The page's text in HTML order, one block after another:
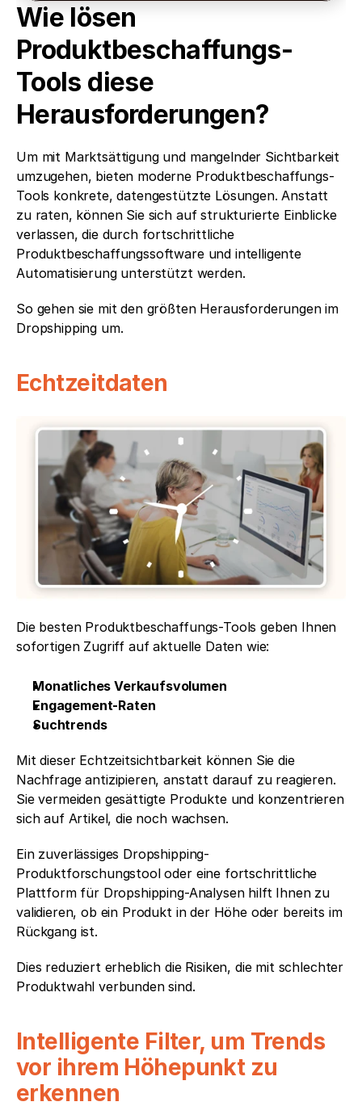
Wie lösen
Produktbeschaffungs-
Tools diese
Herausforderungen?
Um mit Marktsättigung und mangelnder Sichtbarkeit
umzugehen, bieten moderne Produktbeschaffungs-
Tools konkrete, datengestützte Lösungen. Anstatt
zu raten, können Sie sich auf strukturierte Einblicke
verlassen, die durch fortschrittliche
Produktbeschaffungssoftware und intelligente
Automatisierung unterstützt werden.
So gehen sie mit den größten Herausforderungen im
Dropshipping um.
Echtzeitdaten
Die besten Produktbeschaffungs-Tools geben Ihnen
sofortigen Zugriff auf aktuelle Daten wie:
Monatliches Verkaufsvolumen
Engagement-Raten
Suchtrends
Mit dieser Echtzeitsichtbarkeit können Sie die
Nachfrage antizipieren, anstatt darauf zu reagieren.
Sie vermeiden gesättigte Produkte und konzentrieren
sich auf Artikel, die noch wachsen.
Ein zuverlässiges Dropshipping-
Produktforschungstool oder eine fortschrittliche
Plattform für Dropshipping-Analysen hilft Ihnen zu
validieren, ob ein Produkt in der Höhe oder bereits im
Rückgang ist.
Dies reduziert erheblich die Risiken, die mit schlechter
Produktwahl verbunden sind.
Intelligente Filter, um Trends
vor ihrem Höhepunkt zu
erkennen